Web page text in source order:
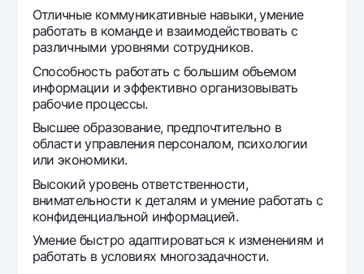
Отличные коммуникативные навыки, умение
работать в команде и взаимодействовать с
различными уровнями сотрудников.
Способность работать с большим объемом
информации и эффективно организовывать
рабочие процессы.
Высшее образование, предпочтительно в
области управления персоналом, психологии
или экономики.
Высокий уровень ответственности,
внимательности к деталям и умение работать с
конфиденциальной информацией.
Умение быстро адаптироваться к изменениям и
работать в условиях многозадачности.